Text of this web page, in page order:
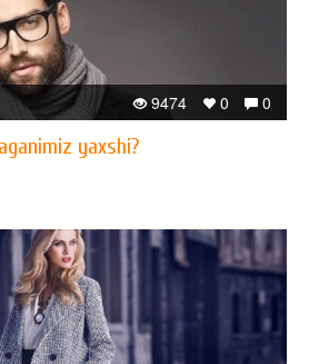
0
0
9474
yaxshi?